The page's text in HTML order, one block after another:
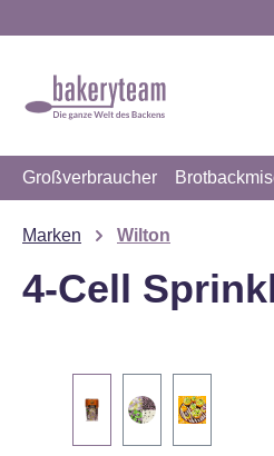
Großverbraucher
Marken Wilton
4-Cell